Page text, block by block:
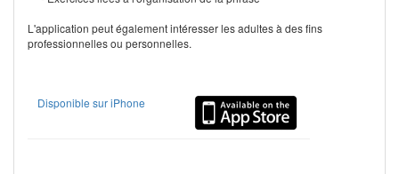
L'application peut également intéresser les adultes à des fins
professionnelles ou personnelles.
Disponible sur iPhone